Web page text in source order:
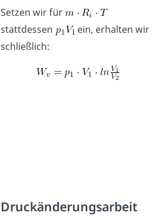
Setzen wir für
stattdessen
ein, erhalten wir
schließlich:
Druckänderungsarbeit